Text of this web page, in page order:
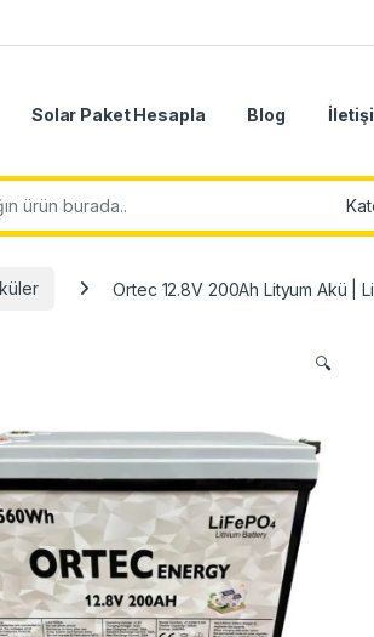
Solar Paket Hesapla Blog
Ortec 12.8V 200Ah Lityum Akü |
🔍